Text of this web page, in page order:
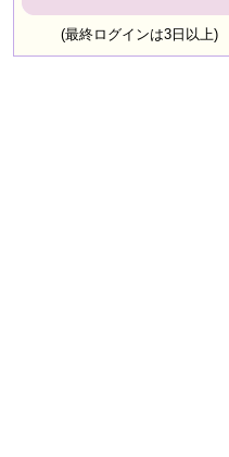
(最終ログインは3日以上)